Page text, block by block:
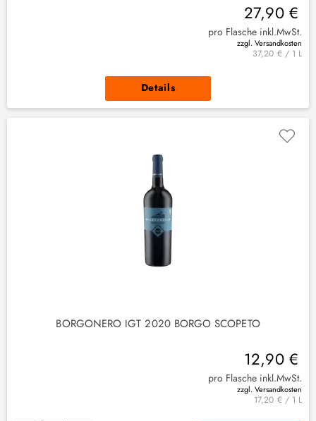
27,90 €
pro Flasche inkl.MwSt.
zzgl. Versandkosten
37,20 € / 1 L
Details
BORGONERO IGT 2020 BORGO SCOPETO
12,90 €
pro Flasche inkl.MwSt.
zzgl. Versandkosten
17,20 € / 1 L